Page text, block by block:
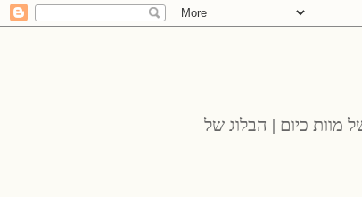
מוות כיום | הבלוג של